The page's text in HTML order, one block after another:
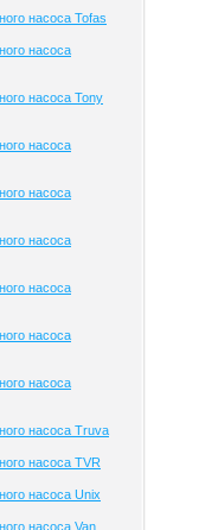
насоса Tofas
насоса
насоса Tony
насоса
насоса
насоса
насоса
насоса
насоса
насоса Truva
насоса TVR
насоса Unix
насоса Van